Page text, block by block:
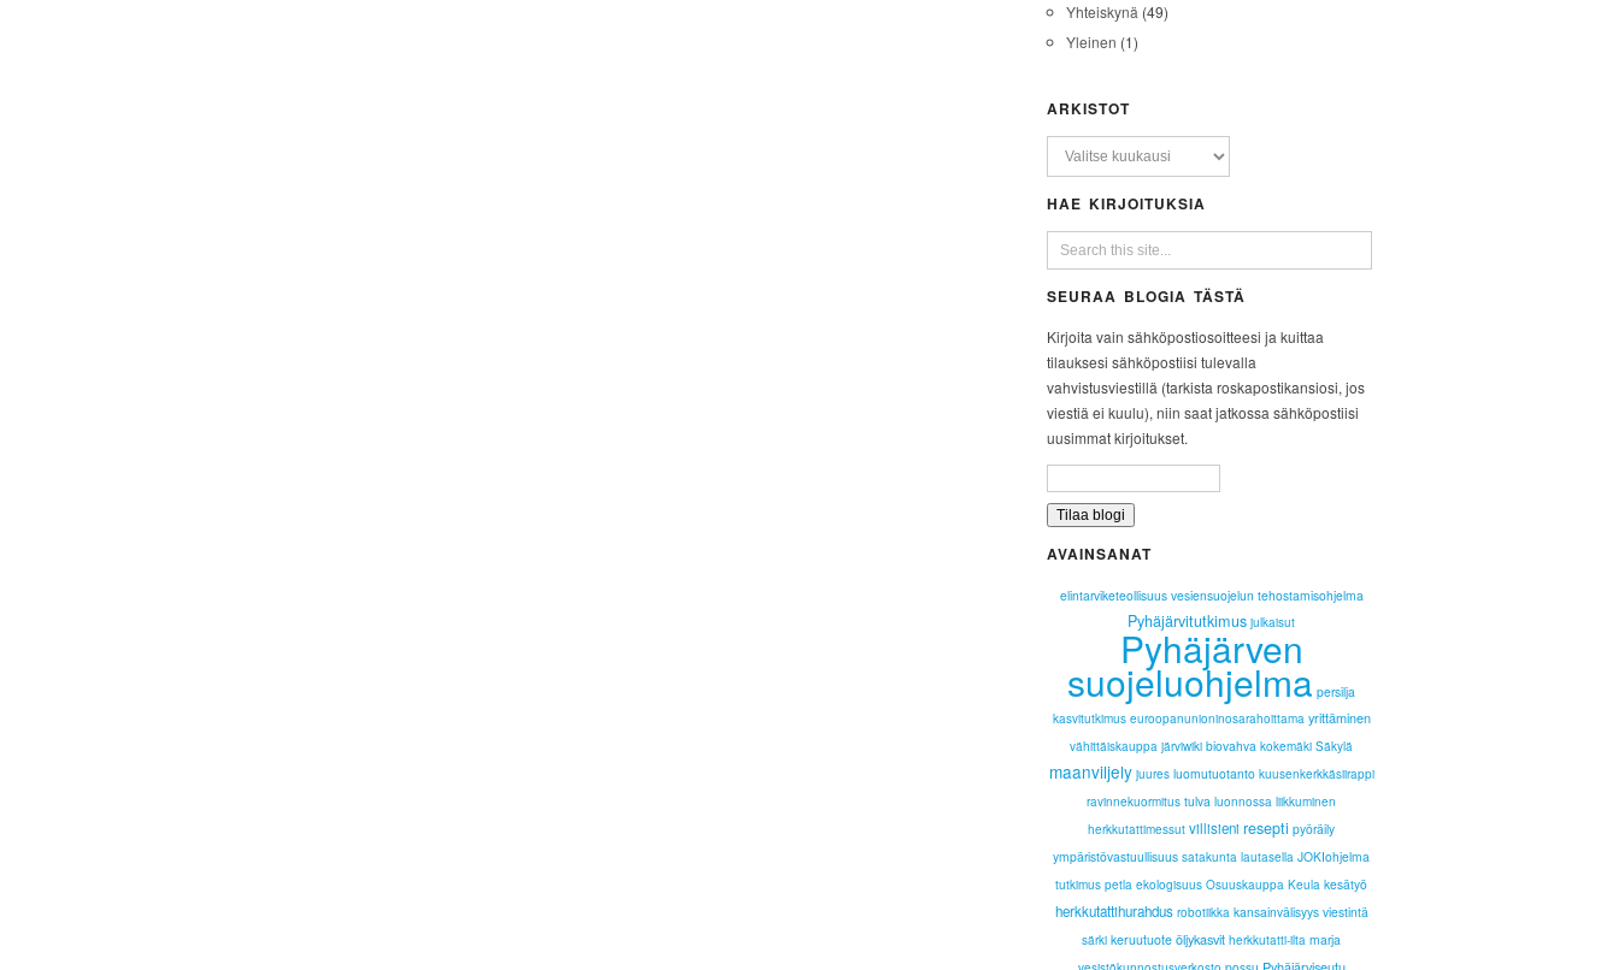
Yhteiskynä (49)
Yleinen (1)
ARKISTOT
HAE KIRJOITUKSIA
SEURAA BLOGIA TÄSTÄ
Kirjoita vain sähköpostiosoitteesi ja kuittaa
tilauksesi sähköpostiisi tulevalla
vahvistusviestillä (tarkista roskapostikansiosi, jos
viestiä ei kuulu), niin saat jatkossa sähköpostiisi
uusimmat kirjoitukset.
AVAINSANAT
elintarviketeollisuus vesiensuojelun tehostamisohjelma
Pyhäjärvitutkimus julkaisut
Pyhäjärven
suojeluohjelma persilja
kasvitutkimus euroopanunioninosarahoittama yrittäminen
vähittäiskauppa järviwiki biovahva kokemäki Säkylä
maanviljely juures luomutuotanto kuusenkerkkäsiirappi
ravinnekuormitus tulva luonnossa liikkuminen
herkkutattimessut villisieni resepti pyöräily
ympäristövastuullisuus satakunta lautasella JOKIohjelma
tutkimus petla ekologisuus Osuuskauppa Keula kesätyö
herkkutattihurahdus robotiikka kansainvälisyys viestintä
särki keruutuote öljykasvit herkkutatti-ilta marja